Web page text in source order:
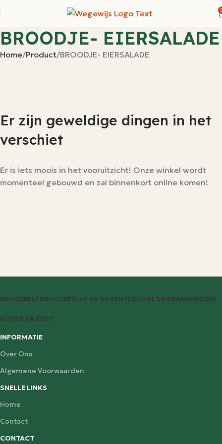
BROODJE- EIERSALADE
Home Product BROODJE- EIERSALADE
Er zijn geweldige dingen in het
verschiet
Er is iets moois in het vooruitzicht! Onze winkel wordt
momenteel gebouwd en zal binnenkort online komen!
BROODBELEGBROODFRUIT EN GROENTEZUIVEL EN DRANKENSOEP
NOTEN EN ZOET
INFORMATIE
Over Ons
Algemene Voorwaarden
SNELLE LINKS
Home
Contact
CONTACT